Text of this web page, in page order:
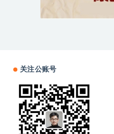
关注公账号